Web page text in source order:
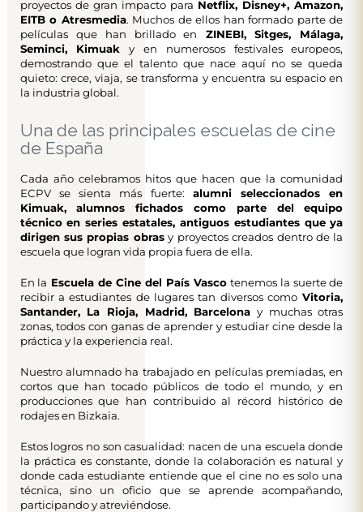
proyectos de gran impacto para Netflix, Disney+, Amazon,
EITB o Atresmedia. Muchos de ellos han formado parte de
películas que han brillado en ZINEBI, Sitges, Málaga,
Seminci, Kimuak y en numerosos festivales europeos,
demostrando que el talento que nace aquí no se queda
quieto: crece, viaja, se transforma y encuentra su espacio en
la industria global.
Una de las principales escuelas de cine
de España
Cada año celebramos hitos que hacen que la comunidad
ECPV se sienta más fuerte: alumni seleccionados en
Kimuak, alumnos fichados como parte del equipo
técnico en series estatales, antiguos estudiantes que ya
dirigen sus propias obrasy proyectos creados dentro de la
escuela que logran vida propia fuera de ella.
En la Escuela de Cine del País Vascotenemos la suerte de
recibir a estudiantes de lugares tan diversos como Vitoria,
Santander, La Rioja, Madrid, Barcelona y muchas otras
zonas, todos con ganas de aprender y estudiar cine desde la
práctica y la experiencia real.
Nuestro alumnado ha trabajado en películas premiadas, en
cortos que han tocado públicos de todo el mundo, y en
producciones que han contribuido al récord histórico de
rodajes en Bizkaia.
Estos logros no son casualidad: nacen de una escuela donde
la práctica es constante, donde la colaboración es natural y
donde cada estudiante entiende que el cine no es solo una
técnica, sino un oficio que se aprende acompañando,
participando y atreviéndose.